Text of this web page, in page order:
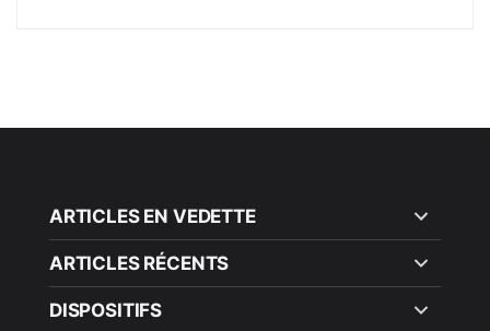
ARTICLES EN VEDETTE
ARTICLES RÉCENTS
DISPOSITIFS